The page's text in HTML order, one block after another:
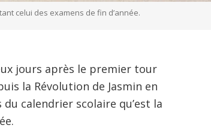
celui des examens de fin d’année.
jours après le premier tour
la Révolution de Jasmin en
calendrier scolaire qu’est la